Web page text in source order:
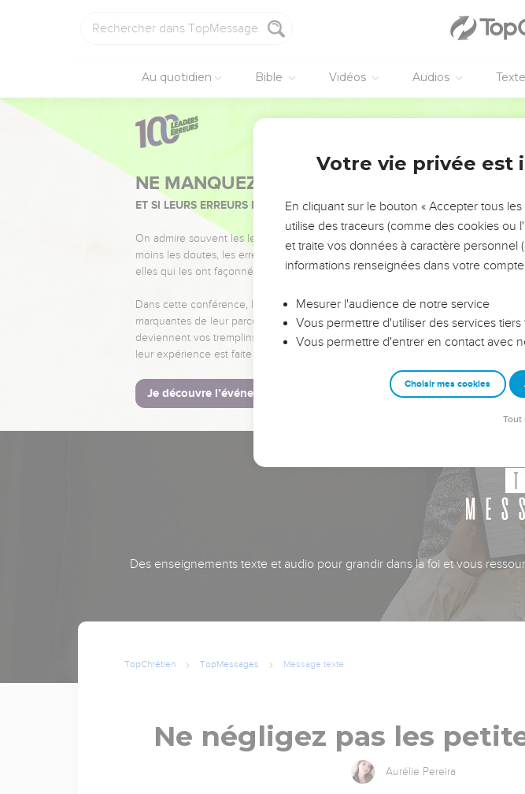
Au quotidien Bible Vidéos Audios
NE MANQUEZ PAS L’ÉVÉNEMENT DE
ET SI LEURS ERREURS POUVAIENT VOUS ÉVITER LES VOTRES ?
On admire souvent les leaders pour leurs réussites, leur impact, leur foi ou leur
moins les doutes, les erreurs et les saisons difficiles qu'ils ont traversés, alors
elles qui les ont façonnés.
Dans cette conférence, leaders, entrepreneurs, et responsables reviennent sur les
marquantes de leur parcours et les clés pour avancer avec plus de sagesse afin
deviennent vos tremplins. Que vous guidiez un ministère, une équipe, un
leur expérience est faite pour vous.
Je découvre l’événement
Des enseignements texte et audio pour grandir dans la foi et vous
TopChrétien TopMessages Message texte
Ne négligez pas les
Aurélie Pereira
Votre vie privée est
En cliquant sur le bouton « Accepter tous
utilise des traceurs (comme des cookies ou
et traite vos données à caractère
informations renseignées dans votre
Mesurer l'audience de notre service
Vous permettre d'utiliser des services
Vous permettre d'entrer en contact avec
Choisir mes cookies
Tout